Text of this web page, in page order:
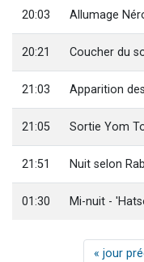
20:03 Allumage
20:21 Coucher du
21:03 Apparition
21:05 Sortie Yom
21:51 Nuit selon
01:30 Mi-nuit -
« jour